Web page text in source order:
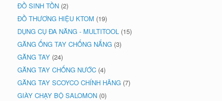
ĐỒ SINH TỒN (2)
ĐỒ THƯƠNG HIỆU KTOM (19)
DỤNG CỤ ĐA NĂNG - MULTITOOL (15)
GĂNG ỐNG TAY CHỐNG NẮNG (3)
GĂNG TAY (24)
GĂNG TAY CHỐNG NƯỚC (4)
GĂNG TAY SCOYCO CHÍNH HÃNG (7)
GIÀY CHẠY BỘ SALOMON (0)